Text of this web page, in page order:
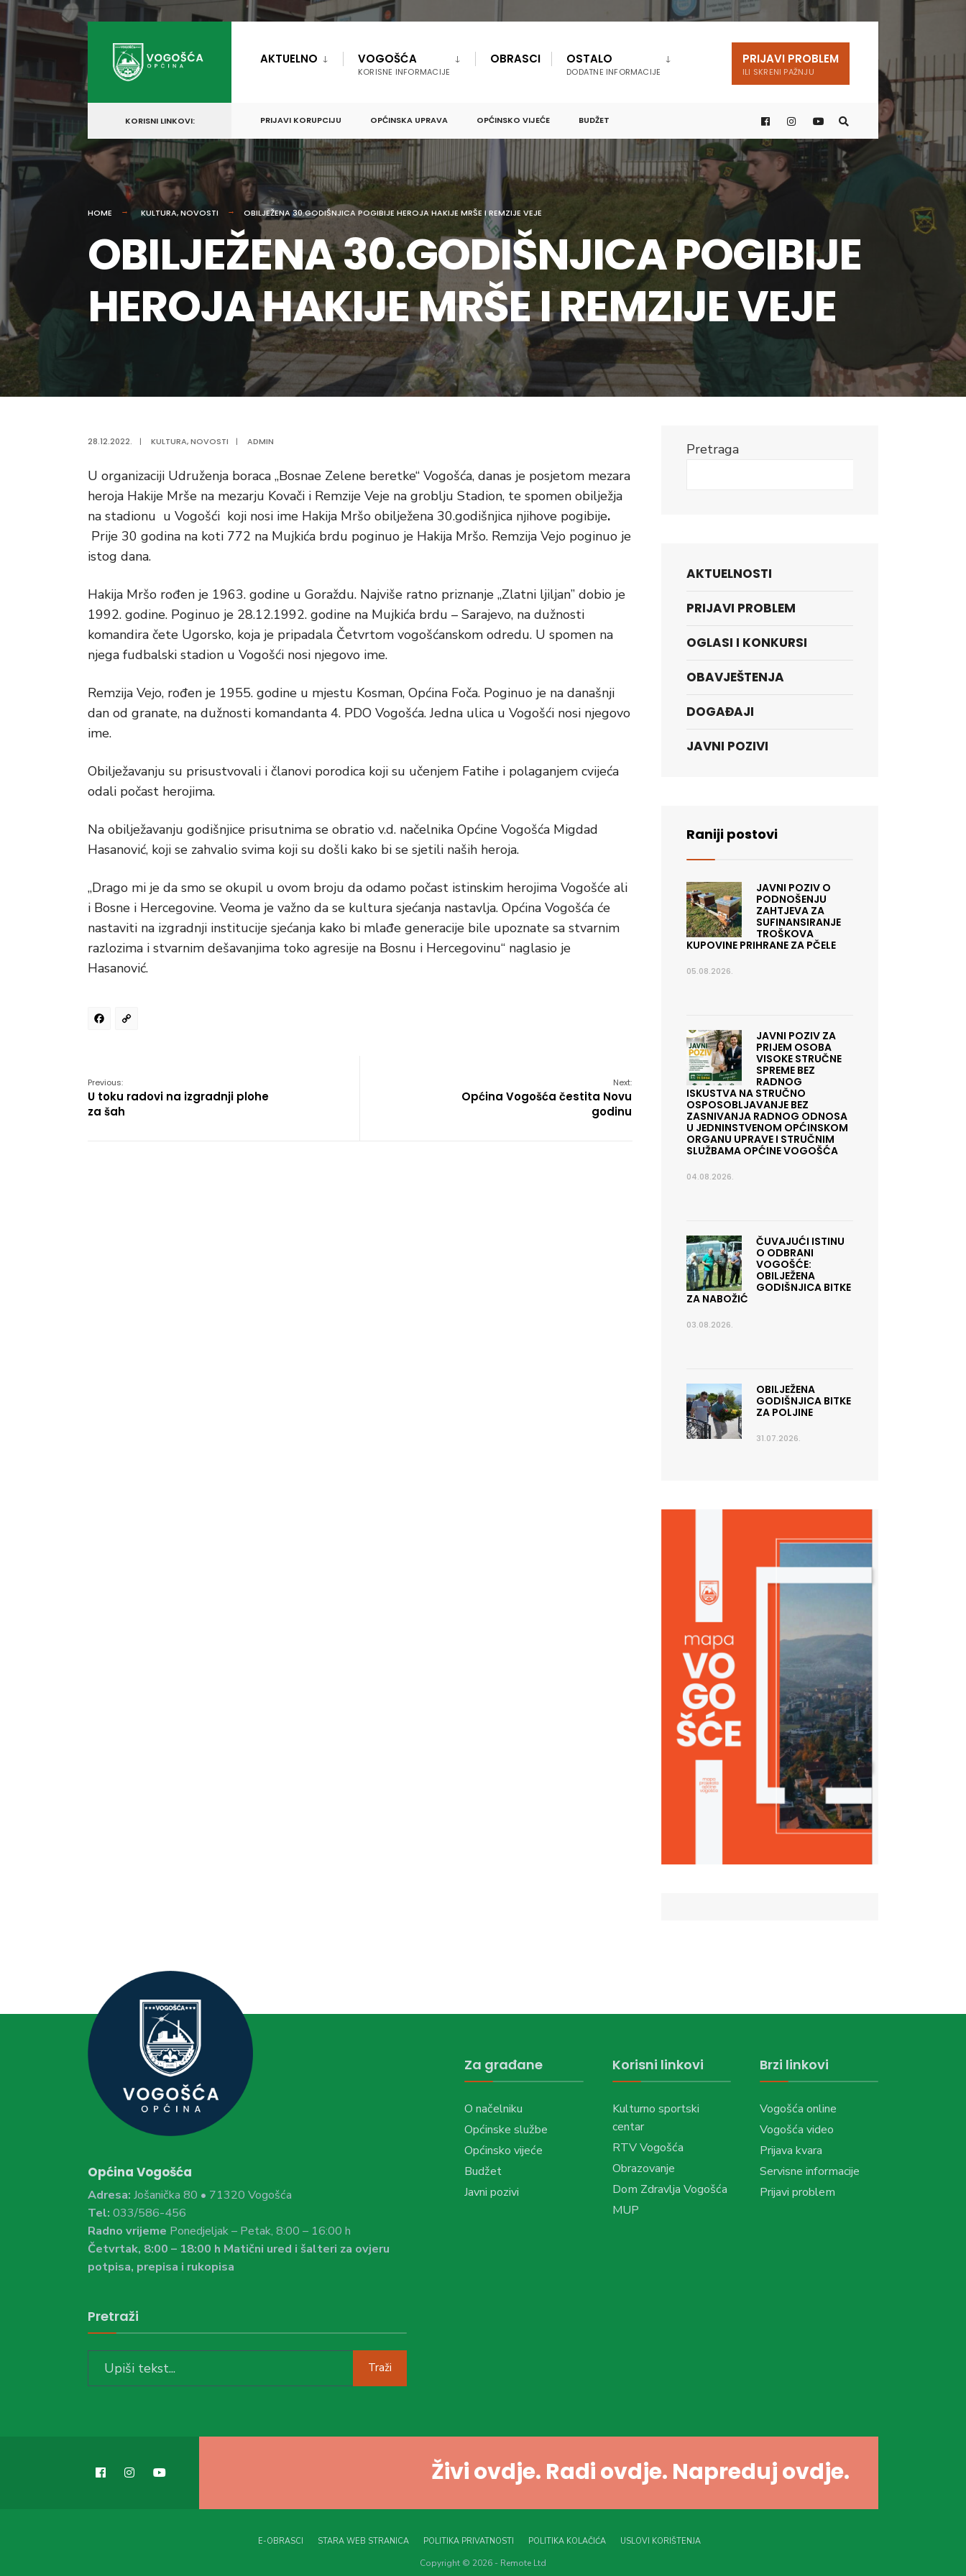
content
AKTUELNO VOGOŠĆA
KORISNE INFORMACIJE
OBRASCI OSTALO
DODATNE INFORMACIJE
PRIJAVI PROBLEM
ILI SKRENI PAŽNJU
KORISNI LINKOVI: PRIJAVI KORUPCIJU OPĆINSKA UPRAVA OPĆINSKO VIJEĆE BUDŽET
HOME KULTURA,NOVOSTI OBILJEŽENA 30.GODIŠNJICA POGIBIJE HEROJA HAKIJE MRŠE I REMZIJE VEJE
OBILJEŽENA 30.GODIŠNJICA POGIBIJE
HEROJA HAKIJE MRŠE I REMZIJE VEJE
28.12.2022. | KULTURA,NOVOSTI | ADMIN
U organizaciji Udruženja boraca „Bosnae Zelene beretke“ Vogošća, danas je posjetom mezara
heroja Hakije Mrše na mezarju Kovači i Remzije Veje na groblju Stadion, te spomen obilježja
na stadionu u Vogošći koji nosi ime Hakija Mršo obilježena 30.godišnjica njihove pogibije.
Prije 30 godina na koti 772 na Mujkića brdu poginuo je Hakija Mršo. Remzija Vejo poginuo je
istog dana.
Hakija Mršo rođen je 1963. godine u Goraždu. Najviše ratno priznanje „Zlatni ljiljan” dobio je
1992. godine. Poginuo je 28.12.1992. godine na Mujkića brdu – Sarajevo, na dužnosti
komandira čete Ugorsko, koja je pripadala Četvrtom vogošćanskom odredu. U spomen na
njega fudbalski stadion u Vogošći nosi njegovo ime.
Remzija Vejo, rođen je 1955. godine u mjestu Kosman, Općina Foča. Poginuo je na današnji
dan od granate, na dužnosti komandanta 4. PDO Vogošća. Jedna ulica u Vogošći nosi njegovo
ime.
Obilježavanju su prisustvovali i članovi porodica koji su učenjem Fatihe i polaganjem cvijeća
odali počast herojima.
Na obilježavanju godišnjice prisutnima se obratio v.d. načelnika Općine Vogošća Migdad
Hasanović, koji se zahvalio svima koji su došli kako bi se sjetili naših heroja.
„Drago mi je da smo se okupil u ovom broju da odamo počast istinskim herojima Vogošće ali
i Bosne i Hercegovine. Veoma je važno da se kultura sjećanja nastavlja. Općina Vogošća će
nastaviti na izgradnji institucije sjećanja kako bi mlađe generacije bile upoznate sa stvarnim
razlozima i stvarnim dešavanjima toko agresije na Bosnu i Hercegovinu“ naglasio je
Hasanović.
Facebook
Previous:
U toku radovi na izgradnji plohe
za šah
Next:
Općina Vogošća čestita Novu
godinu
Pretraga
AKTUELNOSTI
PRIJAVI PROBLEM
OGLASI I KONKURSI
OBAVJEŠTENJA
DOGAĐAJI
JAVNI POZIVI
Raniji postovi
JAVNI POZIV O
PODNOŠENJU
ZAHTJEVA ZA
SUFINANSIRANJE
TROŠKOVA
KUPOVINE PRIHRANE ZA PČELE
05.08.2026.
JAVNI POZIV ZA
PRIJEM OSOBA
VISOKE STRUČNE
SPREME BEZ
RADNOG
ISKUSTVA NA STRUČNO
OSPOSOBLJAVANJE BEZ
ZASNIVANJA RADNOG ODNOSA
U JEDNINSTVENOM OPĆINSKOM
ORGANU UPRAVE I STRUČNIM
SLUŽBAMA OPĆINE VOGOŠĆA
04.08.2026.
ČUVAJUĆI ISTINU
O ODBRANI
VOGOŠĆE:
OBILJEŽENA
GODIŠNJICA BITKE
ZA NABOŽIĆ
03.08.2026.
OBILJEŽENA
GODIŠNJICA BITKE
ZA POLJINE
31.07.2026.
Općina Vogošća
Adresa: Jošanička 80 • 71320 Vogošća
Tel: 033/586-456
Radno vrijeme Ponedjeljak – Petak, 8:00 – 16:00 h
Četvrtak, 8:00 – 18:00 h Matični ured i šalteri za ovjeru
potpisa, prepisa i rukopisa
Pretraži
Traži
Za građane
O načelniku
Općinske službe
Općinsko vijeće
Budžet
Javni pozivi
Korisni linkovi
Kulturno sportski
centar
RTV Vogošća
Obrazovanje
Dom Zdravlja Vogošća
MUP
Brzi linkovi
Vogošća online
Vogošća video
Prijava kvara
Servisne informacije
Prijavi problem
Živi ovdje. Radi ovdje. Napreduj ovdje.
E-OBRASCI STARA WEB STRANICA POLITIKA PRIVATNOSTI POLITIKA KOLAČIĆA USLOVI KORIŠTENJA
Copyright © 2026 - Remote Ltd